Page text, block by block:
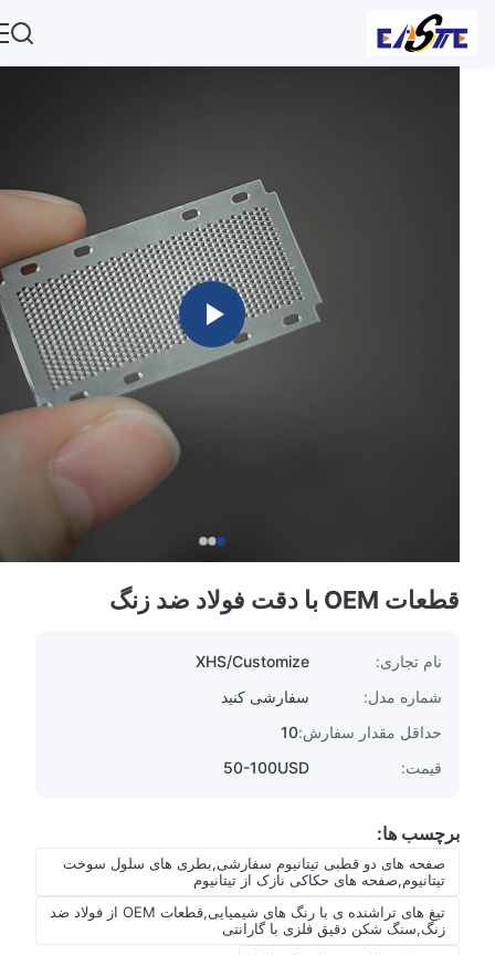
قطعات OEM با دقت فولاد ضد زنگ
نام تجاری:
XHS/Customize
شماره مدل:
سفارشی کنید
حداقل مقدار سفارش:10
قیمت:
50-100USD
برچسب ها:
صفحه های دو قطبی تیتانیوم سفارشی,بطری های سلول سوخت
تیتانیوم,صفحه های حکاکی نازک از تیتانیوم
تیغ های تراشنده ی با رنگ های شیمیایی,قطعات OEM از فولاد ضد
زنگ,سنگ شکن دقیق فلزی با گارانتی